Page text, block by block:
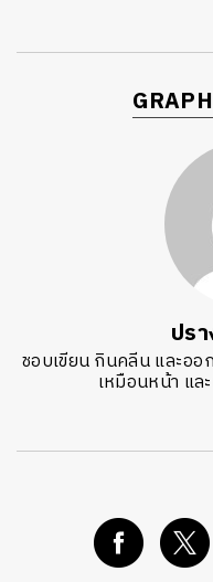
ปร
ชอบเขียน กินคลีน และออ
เหมือนหน้า แล